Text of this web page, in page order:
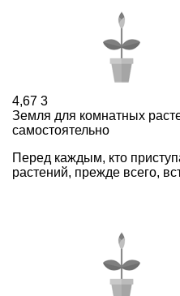
4,67 3
Земля для комнатных
самостоятельно
Перед каждым, кто
растений, прежде всего,